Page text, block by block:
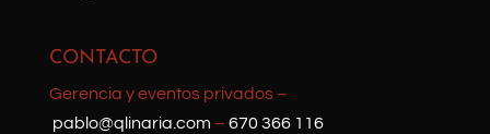
CONTACTO
Gerencia y eventos privados –
pablo@qlinaria.com – 670 366 116